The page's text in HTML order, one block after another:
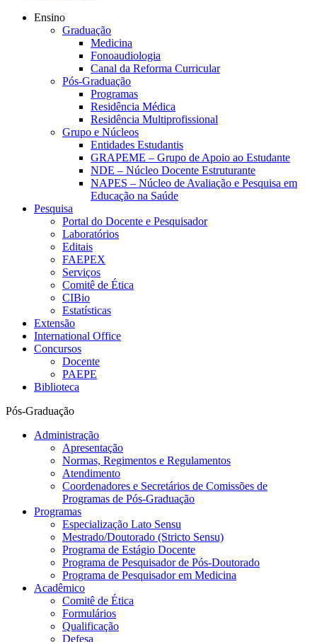
Ensino
Graduação
Medicina
Fonoaudiologia
Canal da Reforma Curricular
Pós-Graduação
Programas
Residência Médica
Residência Multiprofissional
Grupo e Núcleos
Entidades Estudantis
GRAPEME – Grupo de Apoio ao Estudante
NDE – Núcleo Docente Estruturante
NAPES – Núcleo de Avaliação e Pesquisa em
Educação na Saúde
Pesquisa
Portal do Docente e Pesquisador
Laboratórios
Editais
FAEPEX
Serviços
Comitê de Ética
CIBio
Estatísticas
Extensão
International Office
Concursos
Docente
PAEPE
Biblioteca
Pós-Graduação
Administração
Apresentação
Normas, Regimentos e Regulamentos
Atendimento
Coordenadores e Secretários de Comissões de
Programas de Pós-Graduação
Programas
Especialização Lato Sensu
Mestrado/Doutorado (Stricto Sensu)
Programa de Estágio Docente
Programa de Pesquisador de Pós-Doutorado
Programa de Pesquisador em Medicina
Acadêmico
Comitê de Ética
Formulários
Qualificação
Defesa